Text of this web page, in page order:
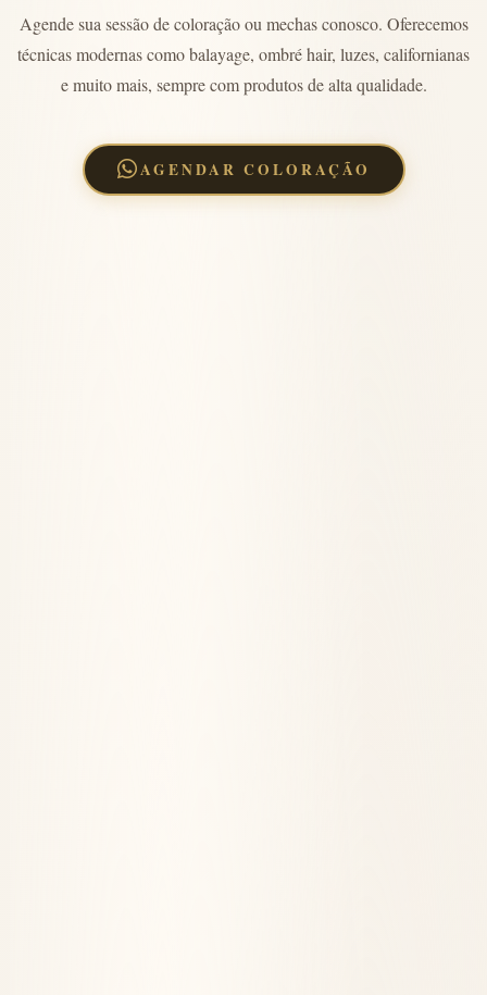
Agende sua sessão de coloração ou mechas conosco. Oferecemos
técnicas modernas como balayage, ombré hair, luzes, californianas
e muito mais, sempre com produtos de alta qualidade.
AGENDAR COLORAÇÃO